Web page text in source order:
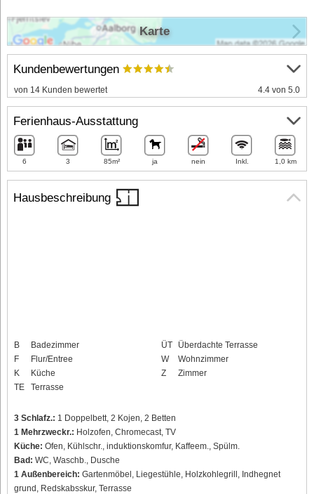
Hausbeschreibung
B
Badezimmer
F
Flur/Entree
K
Küche
TE
Terrasse
ÜT
Überdachte Terrasse
W
Wohnzimmer
Z
Zimmer
3 Schlafz.: 1 Doppelbett, 2 Kojen, 2 Betten
1 Mehrzweckr.: Holzofen, Chromecast, TV
Küche: Ofen, Kühlschr., induktionskomfur, Kaffeem., Spülm.
Bad: WC, Waschb., Dusche
1 Außenbereich: Gartenmöbel, Liegestühle, Holzkohlegrill, Indhegnet
grund, Redskabsskur, Terrasse
Kundenbewertungen
von 14 Kunden bewertet 4.4 von 5.0
Ferienhaus-Ausstattung
6 3 85m² ja nein Inkl. 1,0 km
Karte